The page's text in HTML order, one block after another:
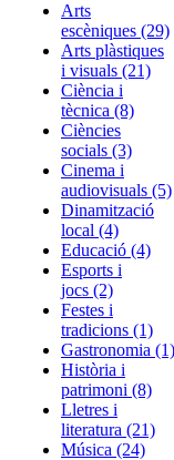
Arts
escèniques (29)
Arts plàstiques
i visuals (21)
Ciència i
tècnica (8)
Ciències
socials (3)
Cinema i
audiovisuals (5)
Dinamització
local (4)
Educació (4)
Esports i
jocs (2)
Festes i
tradicions (1)
Gastronomia (1)
Història i
patrimoni (8)
Lletres i
literatura (21)
Música (24)